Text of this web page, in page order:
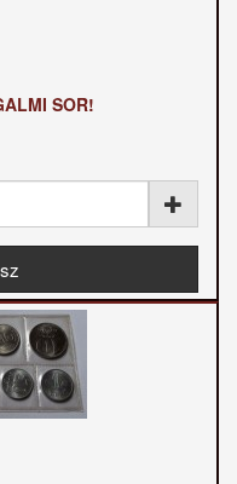
SOR!